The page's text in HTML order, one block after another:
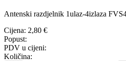
Antenski razdjelnik 1ulaz-4izlaza
Cijena: 2,80 €
Popust:
PDV u cijeni:
Količina: